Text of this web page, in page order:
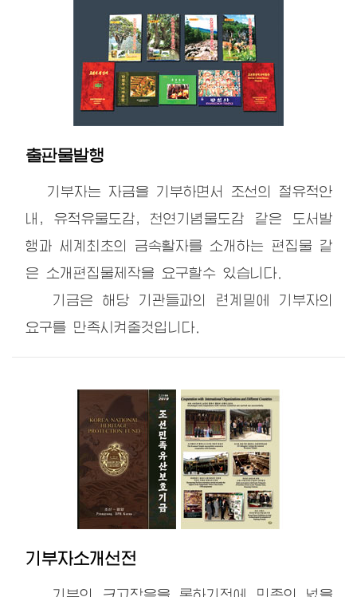
출판물발행
기부자는 자금을 기부하면서 조선의 절유적안
내, 유적유물도감, 천연기념물도감 같은 도서발
행과 세계최초의 금속활자를 소개하는 편집물 같
은 소개편집물제작을 요구할수 있습니다.
기금은 해당 기관들과의 련계밑에 기부자의
요구를 만족시켜줄것입니다.
기부자소개선전